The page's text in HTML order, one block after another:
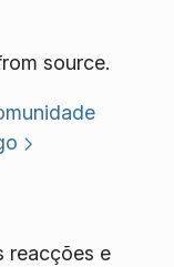
source.
reacções e